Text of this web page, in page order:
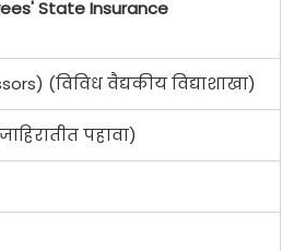
State Insurance
(विविध वैद्यकीय विद्याशाखा)
पहावा)